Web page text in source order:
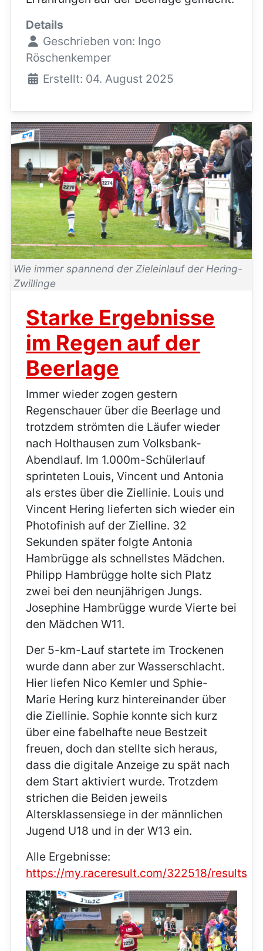
Details
Geschrieben von: Ingo
Röschenkemper
Erstellt: 04. August 2025
Wie immer spannend der Zieleinlauf der Hering-
Zwillinge
Starke Ergebnisse
im Regen auf der
Beerlage
Immer wieder zogen gestern
Regenschauer über die Beerlage und
trotzdem strömten die Läufer wieder
nach Holthausen zum Volksbank-
Abendlauf. Im 1.000m-Schülerlauf
sprinteten Louis, Vincent und Antonia
als erstes über die Ziellinie. Louis und
Vincent Hering lieferten sich wieder ein
Photofinish auf der Zielline. 32
Sekunden später folgte Antonia
Hambrügge als schnellstes Mädchen.
Philipp Hambrügge holte sich Platz
zwei bei den neunjährigen Jungs.
Josephine Hambrügge wurde Vierte bei
den Mädchen W11.
Der 5-km-Lauf startete im Trockenen
wurde dann aber zur Wasserschlacht.
Hier liefen Nico Kemler und Sphie-
Marie Hering kurz hintereinander über
die Ziellinie. Sophie konnte sich kurz
über eine fabelhafte neue Bestzeit
freuen, doch dan stellte sich heraus,
dass die digitale Anzeige zu spät nach
dem Start aktiviert wurde. Trotzdem
strichen die Beiden jeweils
Altersklassensiege in der männlichen
Jugend U18 und in der W13 ein.
Alle Ergebnisse:
https://my.raceresult.com/322518/results